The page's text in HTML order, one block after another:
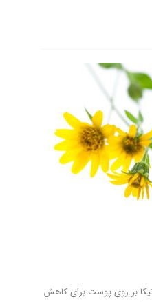
بر روی پوست برای کاهش